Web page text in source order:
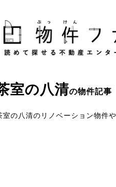
室の八清の物件記事
室の八清のリノベーション物件